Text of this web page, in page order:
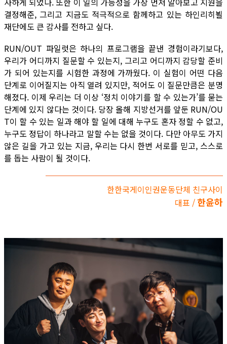
결정해준, 그리고 지금도 적극적으로 함께하고 있는 하인리히뵐
재단에도 큰 감사를 전하고 싶다.
RUN/OUT 파일럿은 하나의 프로그램을 끝낸 경험이라기보다,
우리가 어디까지 질문할 수 있는지, 그리고 어디까지 감당할 준비
가 되어 있는지를 시험한 과정에 가까웠다. 이 실험이 어떤 다음
단계로 이어질지는 아직 열려 있지만, 적어도 이 질문만큼은 분명
해졌다. 이제 우리는 더 이상 ‘정치 이야기를 할 수 있는가’를 묻는
단계에 있지 않다는 것이다. 당장 올해 지방선거를 앞둔 RUN/OU
T이 할 수 있는 일과 해야 할 일에 대해 누구도 혼자 정할 수 없고,
누구도 정답이 하나라고 말할 수는 없을 것이다. 다만 아무도 가지
않은 길을 가고 있는 지금, 우리는 다시 한번 서로를 믿고, 스스로
를 돕는 사람이 될 것이다.
한한국게이인권운동단체 친구사이
대표 /한윤하